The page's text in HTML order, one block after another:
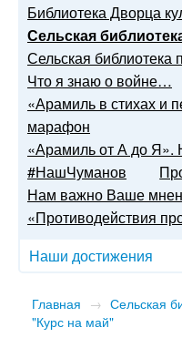
Библиотека Дворца
Сельская
Сельская библиотека
Что я знаю о войне…
«Арамиль в стихах и
марафон
«Арамиль от А до Я».
#НашЧуманов
Нам важно Ваше
«Противодействия
Наши достижения
Главная → Сельская
"Курс на май"